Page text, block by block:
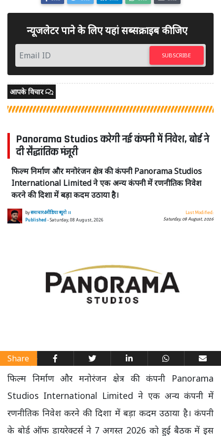
न्यूजलेटर पाने के लिए यहां सब्सक्राइब कीजिए
SUBSCRIBE
आपके विचार
Panorama Studios करेगी नई कंपनी में निवेश, बोर्ड ने
दी सैद्धांतिक मंजूरी
फिल्म निर्माण और मनोरंजन क्षेत्र की कंपनी Panorama Studios
International Limited ने एक अन्य कंपनी में रणनीतिक निवेश
करने की दिशा में बड़ा कदम उठाया है।
byसमाचार4मीडिया ब्यूरो ।।
Published- Saturday, 08 August, 2026
Last Modified:
Saturday, 08 August, 2026
Share
फिल्म निर्माण और मनोरंजन क्षेत्र की कंपनी Panorama
Studios International Limited ने एक अन्य कंपनी में
रणनीतिक निवेश करने की दिशा में बड़ा कदम उठाया है। कंपनी
के बोर्ड ऑफ डायरेक्टर्स ने 7 अगस्त 2026 को हुई बैठक में इस